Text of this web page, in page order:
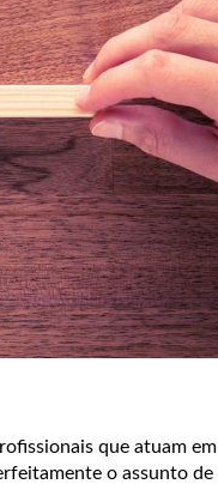
que atuam em
o assunto de